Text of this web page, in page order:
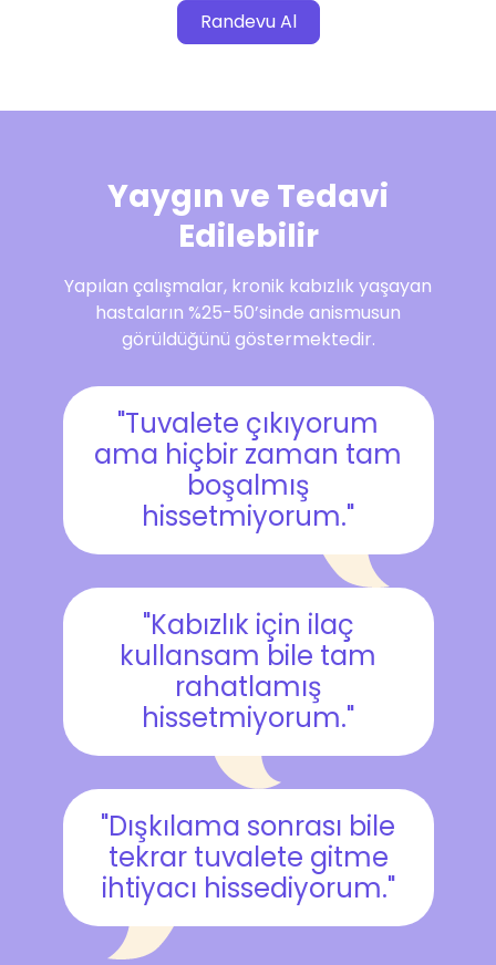
Randevu Al
Yaygın ve Tedavi
Edilebilir
Yapılan çalışmalar, kronik kabızlık yaşayan
hastaların %25-50’sinde anismusun
görüldüğünü göstermektedir.
"Tuvalete çıkıyorum
ama hiçbir zaman tam
boşalmış
hissetmiyorum."
"Kabızlık için ilaç
kullansam bile tam
rahatlamış
hissetmiyorum."
"Dışkılama sonrası bile
tekrar tuvalete gitme
ihtiyacı hissediyorum."